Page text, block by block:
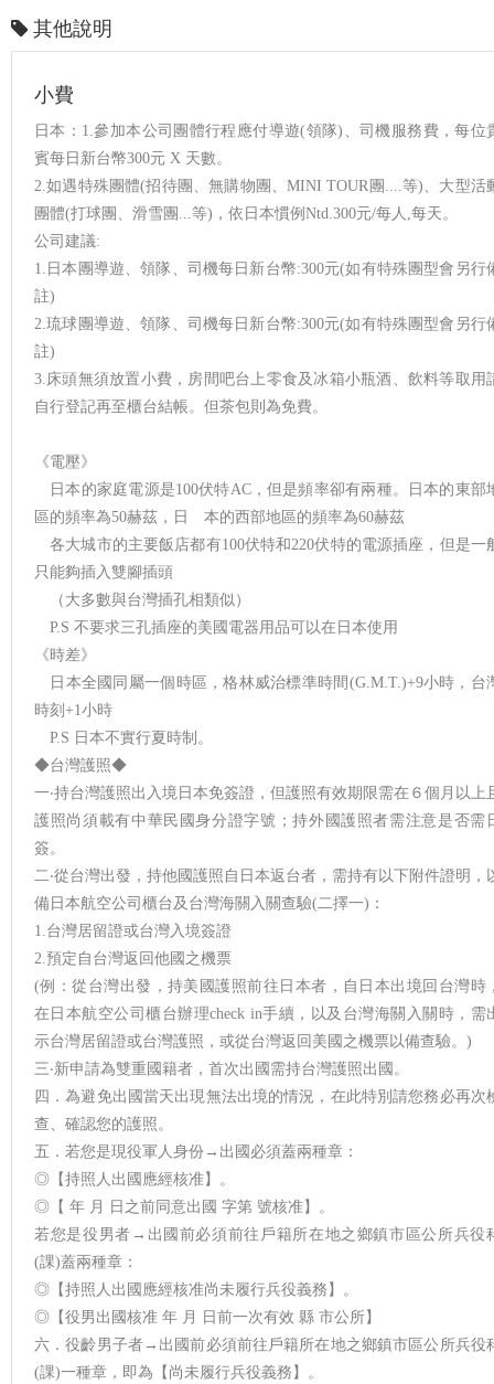
其他說明
小費
日本：1.參加本公司團體行程應付導遊(領隊)、司機服務費，每位
賓每日新台幣300元 X 天數。
2.如遇特殊團體(招待團、無購物團、MINI TOUR團....等)、大型活
團體(打球團、滑雪團...等)，依日本慣例Ntd.300元/每人,每天。
公司建議:
1.日本團導遊、領隊、司機每日新台幣:300元(如有特殊團型會另行
註)
2.琉球團導遊、領隊、司機每日新台幣:300元(如有特殊團型會另行
註)
3.床頭無須放置小費，房間吧台上零食及冰箱小瓶酒、飲料等取用
自行登記再至櫃台結帳。但茶包則為免費。
《電壓》
日本的家庭電源是100伏特AC，但是頻率卻有兩種。日本的東部
區的頻率為50赫茲，日 本的西部地區的頻率為60赫茲
各大城市的主要飯店都有100伏特和220伏特的電源插座，但是一
只能夠插入雙腳插頭
（大多數與台灣插孔相類似）
P.S 不要求三孔插座的美國電器用品可以在日本使用
《時差》
日本全國同屬一個時區，格林威治標準時間(G.M.T.)+9小時，台
時刻+1小時
P.S 日本不實行夏時制。
◆台灣護照◆
一‧持台灣護照出入境日本免簽證，但護照有效期限需在６個月以上
護照尚須載有中華民國身分證字號；持外國護照者需注意是否需
簽。
二‧從台灣出發，持他國護照自日本返台者，需持有以下附件證明，
備日本航空公司櫃台及台灣海關入關查驗(二擇一)：
1.台灣居留證或台灣入境簽證
2.預定自台灣返回他國之機票
(例：從台灣出發，持美國護照前往日本者，自日本出境回台灣時
在日本航空公司櫃台辦理check in手續，以及台灣海關入關時，需
示台灣居留證或台灣護照，或從台灣返回美國之機票以備查驗。)
三‧新申請為雙重國籍者，首次出國需持台灣護照出國。
四．為避免出國當天出現無法出境的情況，在此特別請您務必再次
查、確認您的護照。
五．若您是現役軍人身份→出國必須蓋兩種章：
◎【持照人出國應經核准】。
◎【 年 月 日之前同意出國 字第 號核准】。
若您是役男者→出國前必須前往戶籍所在地之鄉鎮市區公所兵役
(課)蓋兩種章：
◎【持照人出國應經核准尚未履行兵役義務】。
◎【役男出國核准 年 月 日前一次有效 縣 市公所】
六．役齡男子者→出國前必須前往戶籍所在地之鄉鎮市區公所兵役
(課)一種章，即為【尚未履行兵役義務】。